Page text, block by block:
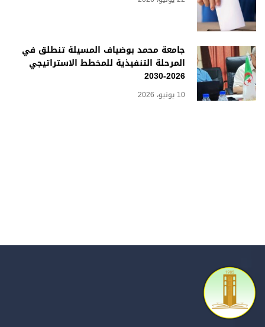
جامعة محمد بوضياف المسيلة تنطلق في
المرحلة التنفيذية للمخطط الاستراتيجي
2026-2030
10 يونيو، 2026